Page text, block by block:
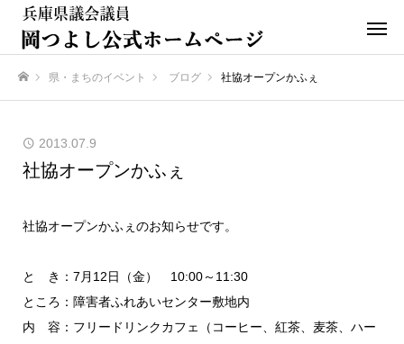
県・まちのイベント ブログ 社協オープンかふぇ
2013.07.9
社協オープンかふぇ
社協オープンかふぇのお知らせです。
と き：7月12日（金） 10:00～11:30
ところ：障害者ふれあいセンター敷地内
内 容：フリードリンクカフェ（コーヒー、紅茶、麦茶、ハー